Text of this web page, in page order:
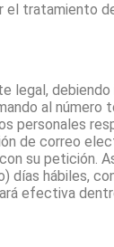
tratamiento
legal,
al
personales
de correo
su petición.
días hábiles,
efectiva